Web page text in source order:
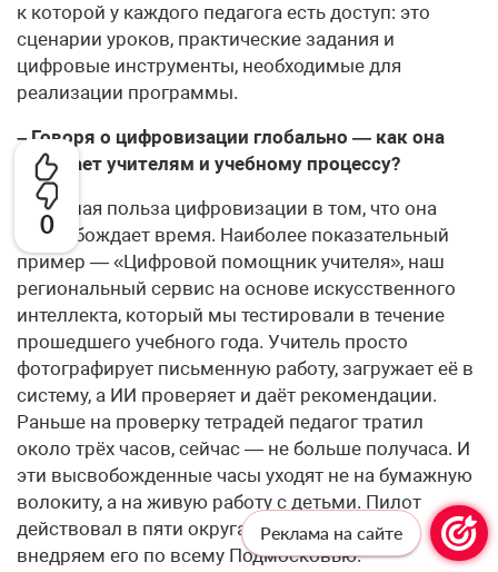
0
к которой у каждого педагога есть доступ: это
сценарии уроков, практические задания и
цифровые инструменты, необходимые для
реализации программы.
– Говоря о цифровизации глобально — как она
помогает учителям и учебному процессу?
– Главная польза цифровизации в том, что она
высвобождает время. Наиболее показательный
пример — «Цифровой помощник учителя», наш
региональный сервис на основе искусственного
интеллекта, который мы тестировали в течение
прошедшего учебного года. Учитель просто
фотографирует письменную работу, загружает её в
систему, а ИИ проверяет и даёт рекомендации.
Раньше на проверку тетрадей педагог тратил
около трёх часов, сейчас — не больше получаса. И
эти высвобожденные часы уходят не на бумажную
волокиту, а на живую работу с детьми. Пилот
действовал в пяти округах, но с сентября мы
внедряем его по всему Подмосковью.
Реклама на сайте